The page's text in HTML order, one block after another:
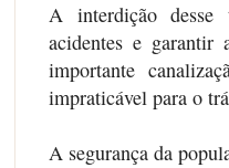
A interdição desse
acidentes e garantir
importante
impraticável para o
A segurança da